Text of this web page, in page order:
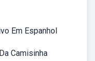
Em Espanhol
Camisinha